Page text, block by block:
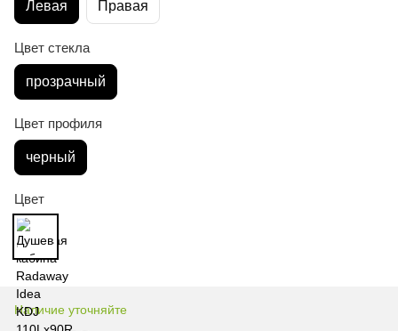
Левая Правая
Цвет стекла
прозрачный
Цвет профиля
черный
Цвет
Наличие уточняйте